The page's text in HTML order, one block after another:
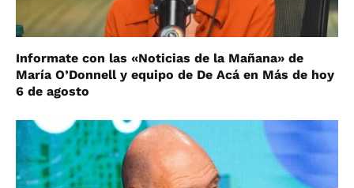
Informate con las «Noticias de la Mañana» de
María O’Donnell y equipo de De Acá en Más de hoy
6 de agosto